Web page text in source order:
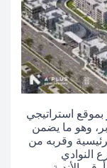
بموقع استراتيجي
وهو ما يضمن
وقربه من
النوادي